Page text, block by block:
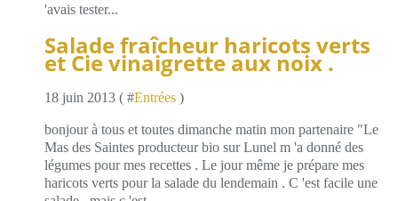
'avais tester...
Salade fraîcheur haricots verts
et Cie vinaigrette aux noix .
18 juin 2013 ( #Entrées )
bonjour à tous et toutes dimanche matin mon partenaire "Le
Mas des Saintes producteur bio sur Lunel m 'a donné des
légumes pour mes recettes . Le jour même je prépare mes
haricots verts pour la salade du lendemain . C 'est facile une